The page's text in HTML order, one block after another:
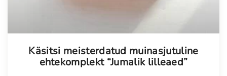
Käsitsi meisterdatud muinasjutuline
ehtekomplekt “Jumalik lilleaed”